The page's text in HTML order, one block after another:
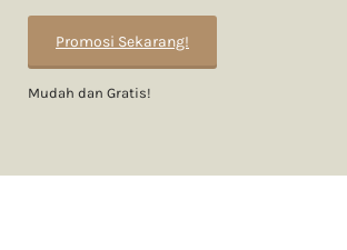
Promosi Sekarang!
Mudah dan Gratis!